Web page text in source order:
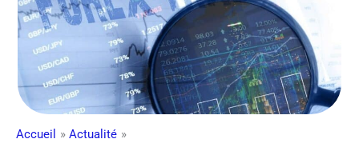
Accueil
Actualité